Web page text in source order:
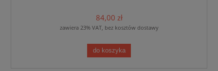
84,00 zł
zawiera 23% VAT, bez kosztów dostawy
do koszyka